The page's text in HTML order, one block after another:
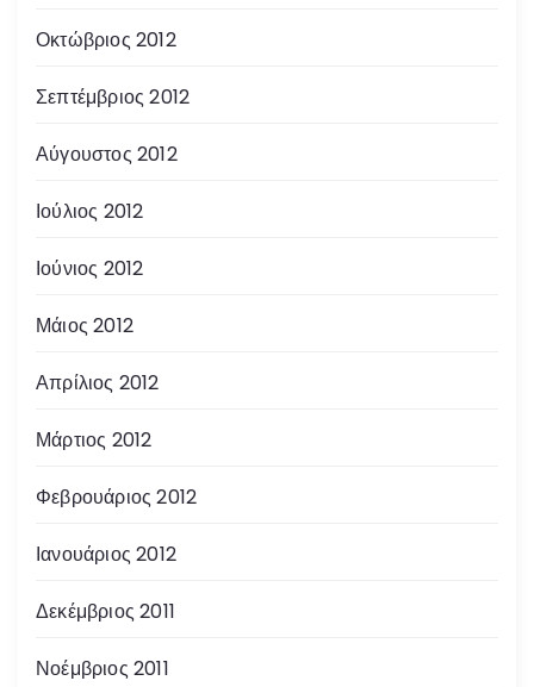
Οκτώβριος 2012
Σεπτέμβριος 2012
Αύγουστος 2012
Ιούλιος 2012
Ιούνιος 2012
Μάιος 2012
Απρίλιος 2012
Μάρτιος 2012
Φεβρουάριος 2012
Ιανουάριος 2012
Δεκέμβριος 2011
Νοέμβριος 2011